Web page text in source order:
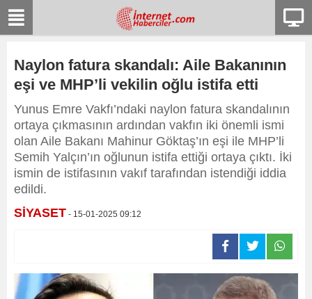
Naylon fatura skandalı: Aile Bakanının
eşi ve MHP’li vekilin oğlu istifa etti
Yunus Emre Vakfı’ndaki naylon fatura skandalının
ortaya çıkmasının ardından vakfın iki önemli ismi
olan Aile Bakanı Mahinur Göktaş’ın eşi ile MHP’li
Semih Yalçın’ın oğlunun istifa ettiği ortaya çıktı. İki
ismin de istifasının vakıf tarafından istendiği iddia
edildi.
SİYASET - 15-01-2025 09:12